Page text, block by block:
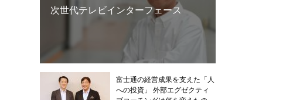
次世代テレビインターフェース
富士通の経営成果を支えた「人
への投資」 外部エグゼクティ